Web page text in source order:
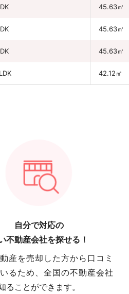
45.63㎡
45.63㎡
45.63㎡
42.12㎡
自分で対応の
不動産会社を探せる！
産を売却した方から口コミ
るため、全国の不動産会社
ることができます。